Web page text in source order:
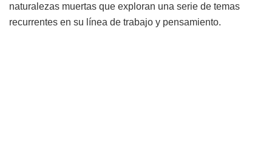
naturalezas muertas que exploran una serie de temas
recurrentes en su línea de trabajo y pensamiento.